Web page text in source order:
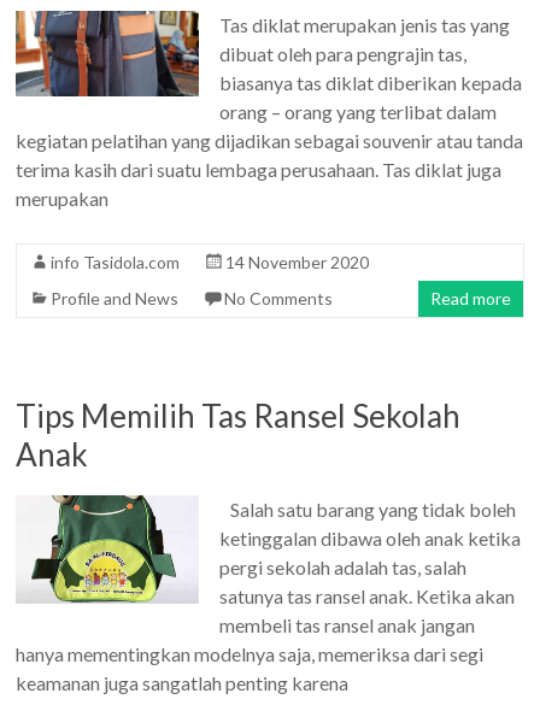
Tas diklat merupakan jenis tas yang
dibuat oleh para pengrajin tas,
biasanya tas diklat diberikan kepada
orang – orang yang terlibat dalam
kegiatan pelatihan yang dijadikan sebagai souvenir atau tanda
terima kasih dari suatu lembaga perusahaan. Tas diklat juga
merupakan
info Tasidola.com
14 November 2020
Profile and News
No Comments Read more
Tips Memilih Tas Ransel Sekolah
Anak
Salah satu barang yang tidak boleh
ketinggalan dibawa oleh anak ketika
pergi sekolah adalah tas, salah
satunya tas ransel anak. Ketika akan
membeli tas ransel anak jangan
hanya mementingkan modelnya saja, memeriksa dari segi
keamanan juga sangatlah penting karena